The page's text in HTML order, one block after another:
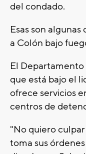
del condado.
Esas son
a Colón bajo
El Departamento
que está bajo el
ofrece servicios
centros de
"No quiero
toma sus